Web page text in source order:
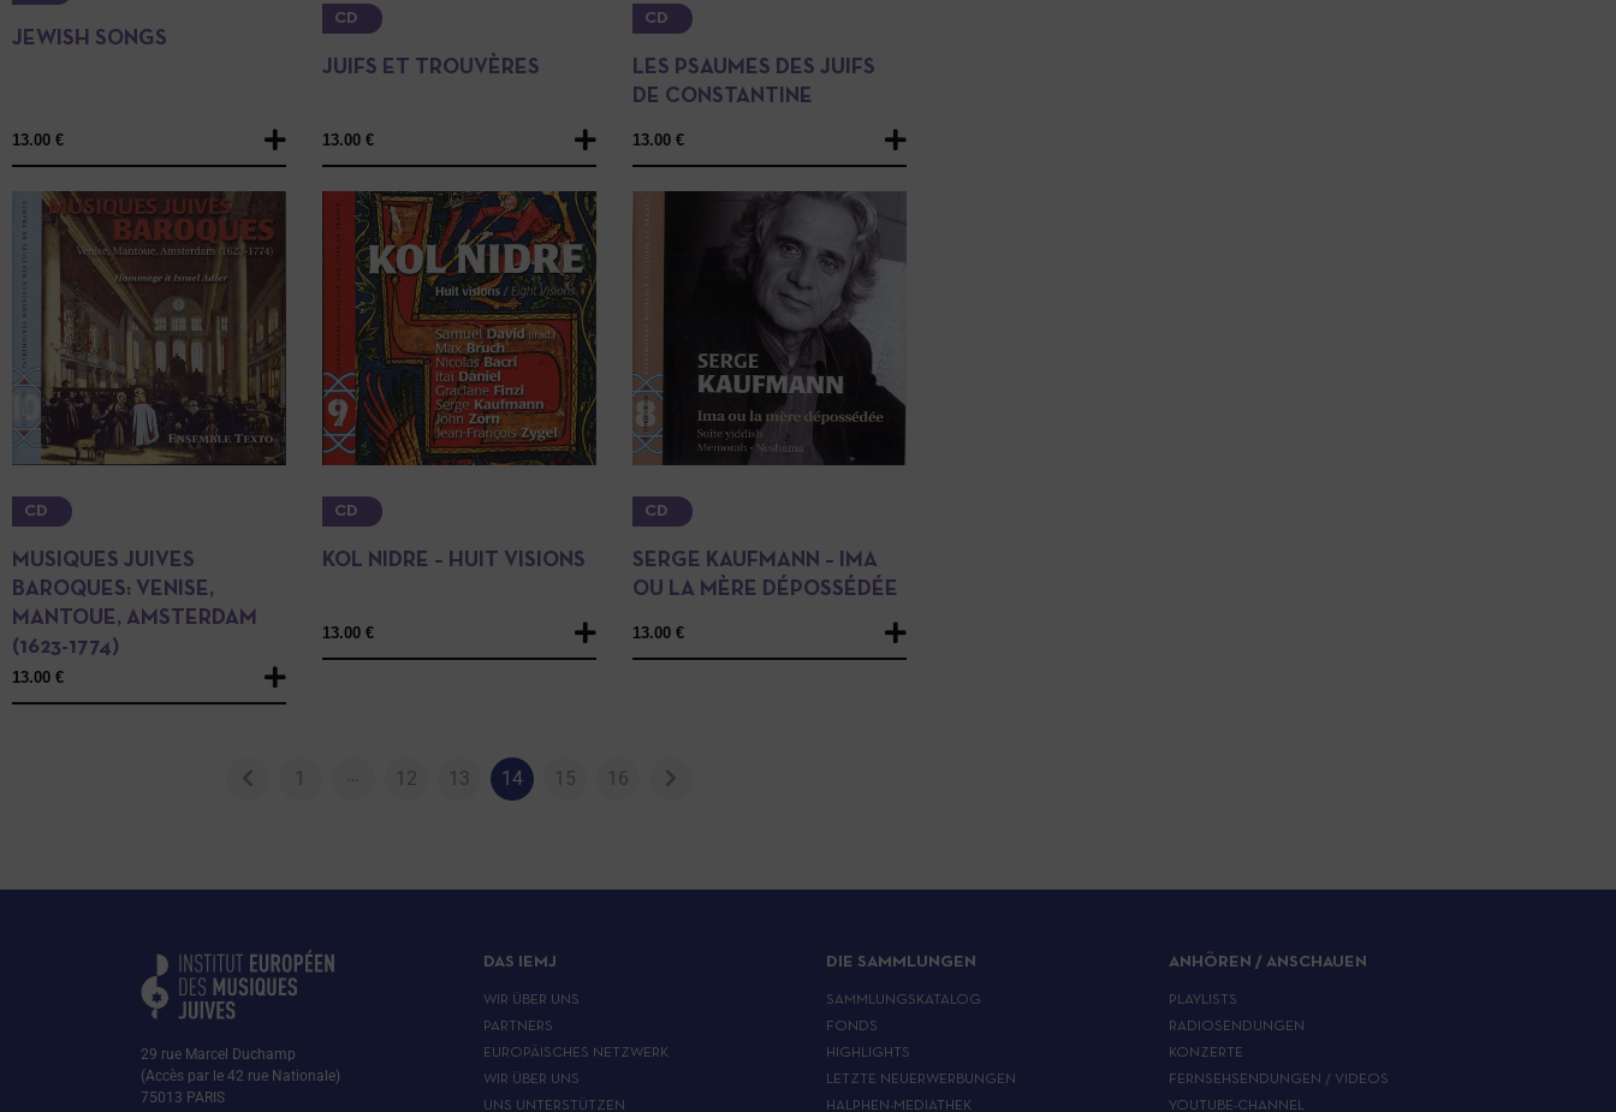
JEWISH SONGS
13.00 €
CD
JUIFS ET TROUVÈRES
13.00 €
CD
LES PSAUMES DES JUIFS
DE CONSTANTINE
13.00 €
CD
MUSIQUES JUIVES
BAROQUES: VENISE,
MANTOUE, AMSTERDAM
(1623-1774)
13.00 €
CD
KOL NIDRE – HUIT VISIONS
13.00 €
CD
SERGE KAUFMANN – IMA
OU LA MÈRE DÉPOSSÉDÉE
13.00 €
1 … 12 13 14 15 16
29 rue Marcel Duchamp
(Accès par le 42 rue Nationale)
75013 PARIS
DAS IEMJ
WIR ÜBER UNS
PARTNERS
EUROPÄISCHES NETZWERK
WIR ÜBER UNS
UNS UNTERSTÜTZEN
DIE SAMMLUNGEN
SAMMLUNGSKATALOG
FONDS
HIGHLIGHTS
LETZTE NEUERWERBUNGEN
HALPHEN-MEDIATHEK
ANHÖREN / ANSCHAUEN
PLAYLISTS
RADIOSENDUNGEN
KONZERTE
FERNSEHSENDUNGEN / VIDEOS
YOUTUBE-CHANNEL